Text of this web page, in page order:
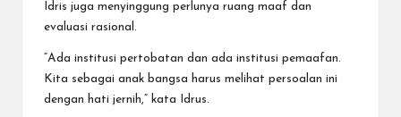
Idris juga menyinggung perlunya ruang maaf dan
evaluasi rasional.
“Ada institusi pertobatan dan ada institusi pemaafan.
Kita sebagai anak bangsa harus melihat persoalan ini
dengan hati jernih,” kata Idrus.